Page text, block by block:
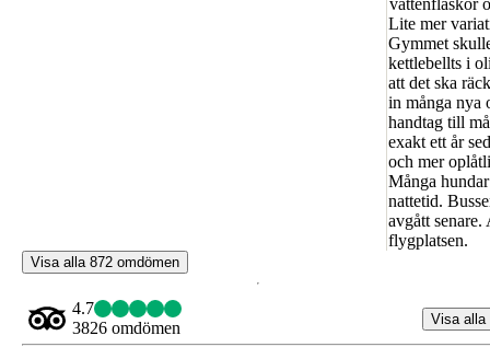
vattenflaskor
Lite mer
Gymmet
kettlebellts i
att det ska
in många nya
handtag till
exakt ett år
och mer
Många
nattetid.
avgått
flygplatsen.
Visa alla 872 omdömen
4.7
3826 omdömen
Visa alla